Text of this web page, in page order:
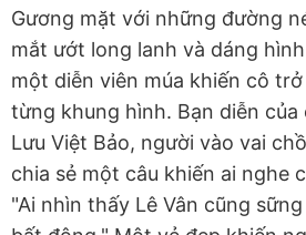
Gương mặt với những đường
mắt ướt long lanh và dáng
một diễn viên múa khiến cô
từng khung hình. Bạn diễn
Lưu Việt Bảo, người vào vai
chia sẻ một câu khiến ai nghe
"Ai nhìn thấy Lê Vân cũng